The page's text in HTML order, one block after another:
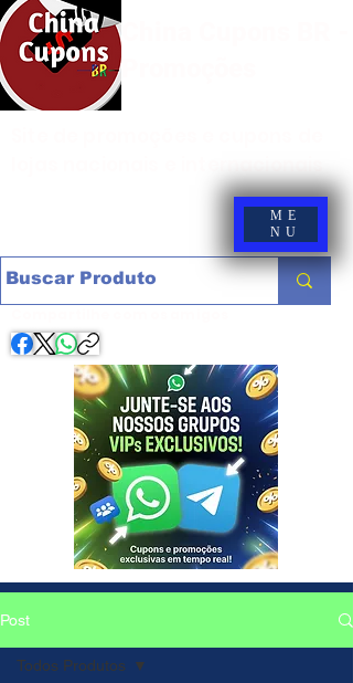
ME
NU
Post
Todos Produtos